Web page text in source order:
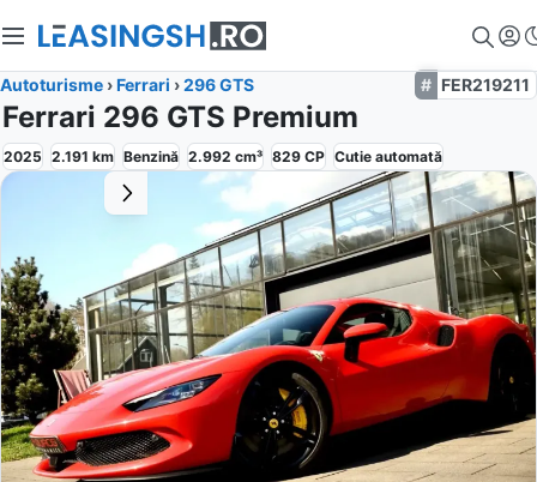
Autoturisme ›Ferrari ›296 GTS FER219211
Ferrari 296 GTS Premium
2025 2.191 km Benzină 2.992 cm³ 829 CP Cutie automată